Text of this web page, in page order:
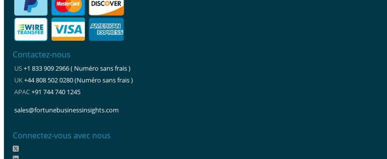
Contactez-nous
US+1 833 909 2966 ( Numéro sans frais )
UK+44 808 502 0280 (Numéro sans frais )
APAC+91 744 740 1245
sales@fortunebusinessinsights.com
Connectez-vous avec nous